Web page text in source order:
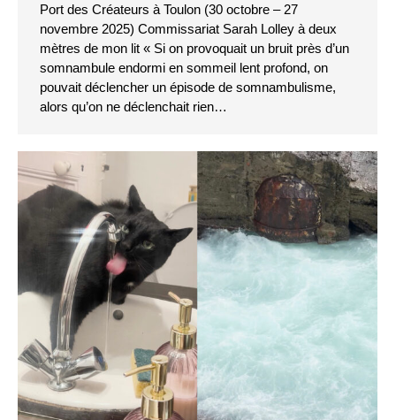
Port des Créateurs à Toulon (30 octobre – 27
novembre 2025) Commissariat Sarah Lolley à deux
mètres de mon lit « Si on provoquait un bruit près d’un
somnambule endormi en sommeil lent profond, on
pouvait déclencher un épisode de somnambulisme,
alors qu’on ne déclenchait rien…